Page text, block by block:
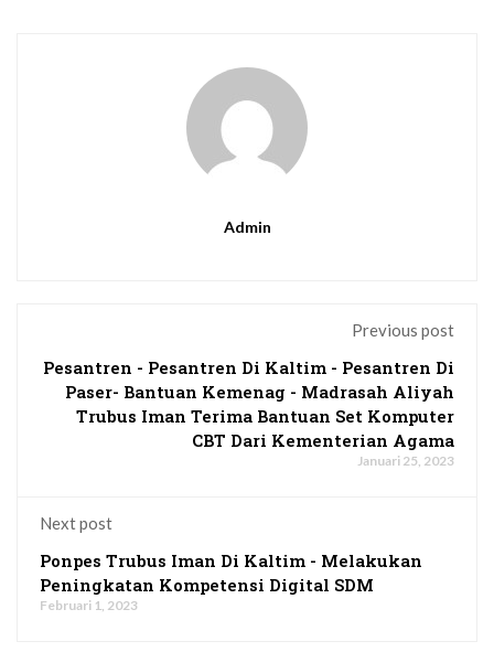
Admin
Previous post
Pesantren - Pesantren Di Kaltim - Pesantren Di
Paser- Bantuan Kemenag - Madrasah Aliyah
Trubus Iman Terima Bantuan Set Komputer
CBT Dari Kementerian Agama
Januari 25, 2023
Next post
Ponpes Trubus Iman Di Kaltim - Melakukan
Peningkatan Kompetensi Digital SDM
Februari 1, 2023